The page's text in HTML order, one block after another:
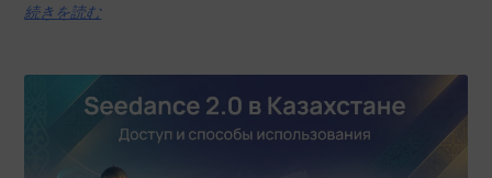
続きを読む